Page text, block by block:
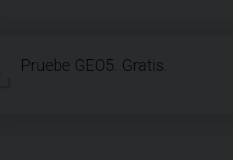
Pruebe GEO5. Gratis.